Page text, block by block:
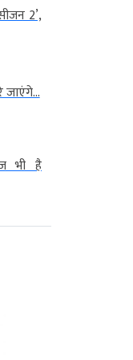
2’,
जाएंगे...
भी है